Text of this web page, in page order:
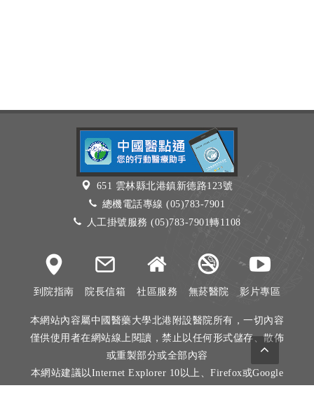
651 雲林縣北港鎮新德路123號
總機電話專線 (05)783-7901
人工掛號服務 (05)783-7901轉1108
到院指南 院長信箱 社區服務 無菸醫院 影片專區
本網站內容屬中國醫藥大學北港附設醫院所有，一切內容
僅供使用者在網站線上閱讀，禁止以任何形式儲存、散佈
或重製部分或全部內容
本網站建議以Internet Explorer 10以上、Firefox或Google